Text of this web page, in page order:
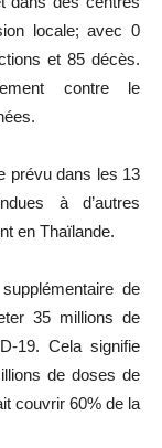
locale; avec 0
et 85 décès.
contre le
prévu dans les 13
à d’autres
en Thaïlande.
de
35 millions de
19. Cela signifie
de doses de
couvrir 60% de la